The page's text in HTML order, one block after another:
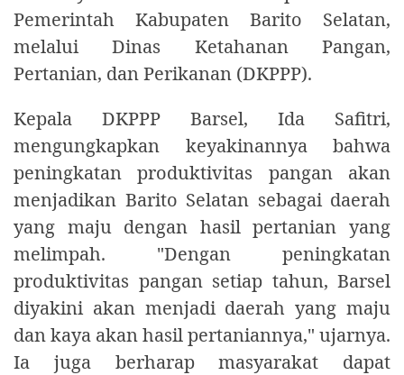
Pemerintah Kabupaten Barito Selatan,
melalui Dinas Ketahanan Pangan,
Pertanian, dan Perikanan (DKPPP).
Kepala DKPPP Barsel, Ida Safitri,
mengungkapkan keyakinannya bahwa
peningkatan produktivitas pangan akan
menjadikan Barito Selatan sebagai daerah
yang maju dengan hasil pertanian yang
melimpah. "Dengan peningkatan
produktivitas pangan setiap tahun, Barsel
diyakini akan menjadi daerah yang maju
dan kaya akan hasil pertaniannya," ujarnya.
Ia juga berharap masyarakat dapat